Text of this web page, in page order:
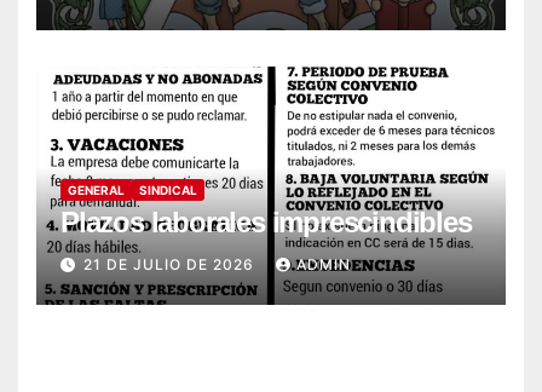
GENERAL SINDICAL
Plazos laborales imprescindibles
21 DE JULIO DE 2026 ADMIN